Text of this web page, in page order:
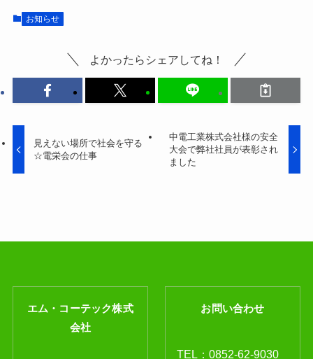
お知らせ
よかったらシェアしてね！
見えない場所で社会を守る
☆電栄会の仕事
中電工業株式会社様の安全
大会で弊社社員が表彰され
ました
エム・コーテック株式
会社
お問い合わせ
TEL：0852-62-9030